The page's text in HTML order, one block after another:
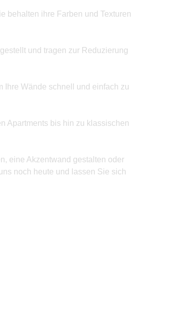
behalten ihre Farben und Texturen
und tragen zur Reduzierung
Ihre Wände schnell und einfach zu
Apartments bis hin zu klassischen
eine Akzentwand gestalten oder
noch heute und lassen Sie sich